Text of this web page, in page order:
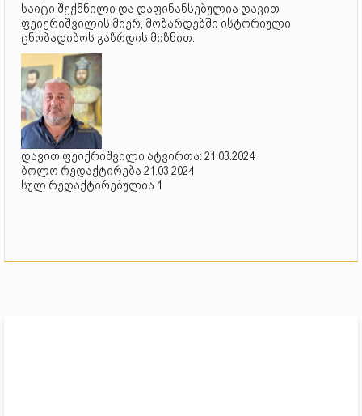
საიტი შექმნილი და დაფინანსებულია დავით
ფეიქრიშვილის მიერ, მოზარდებში ისტორიული
ცნობადიბოს გაზრდის მიზნით.
დავით ფეიქრიშვილი ატვირთა: 21.03.2024
ბოლო რედაქტირება 21.03.2024
სულ რედაქტირებულია 1